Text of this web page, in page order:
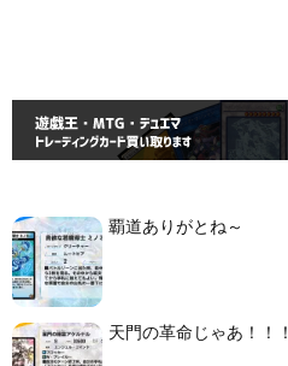
覇道ありがとね～
天門の革命じゃあ！！！